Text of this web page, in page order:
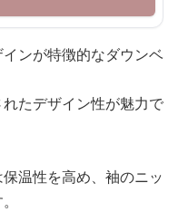
ンが特徴的なダウンベ
たデザイン性が魅力で
温性を高め、袖のニッ